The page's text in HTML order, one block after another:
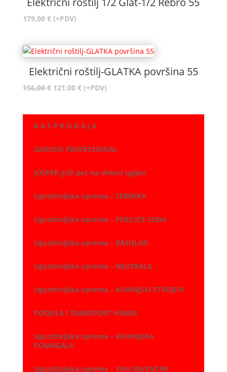
179,00 € (+PDV)
Električni roštilj-GLATKA površina 55
156,00€ Izvorna
je:
121,00 €Trenutna
121,00 €.
(+PDV)
R A S P R O D A J A
ZANUSSI PROFESSIONAL
JOSPER grill peć na drveni ugljen
Ugostiteljska oprema – TERMIKA
Ugostiteljska oprema – PERILICE SUĐA
Ugostiteljska oprema – RASHLAD
Ugostiteljska oprema – NEUTRALA
Ugostiteljska oprema – KUHINJSKI STROJEVI
PODJELA I TRANSPORT HRANE
Ugostiteljska oprema – KUHINJSKA
POMAGALA
Ugostiteljska oprema – Sitni INVENTAR